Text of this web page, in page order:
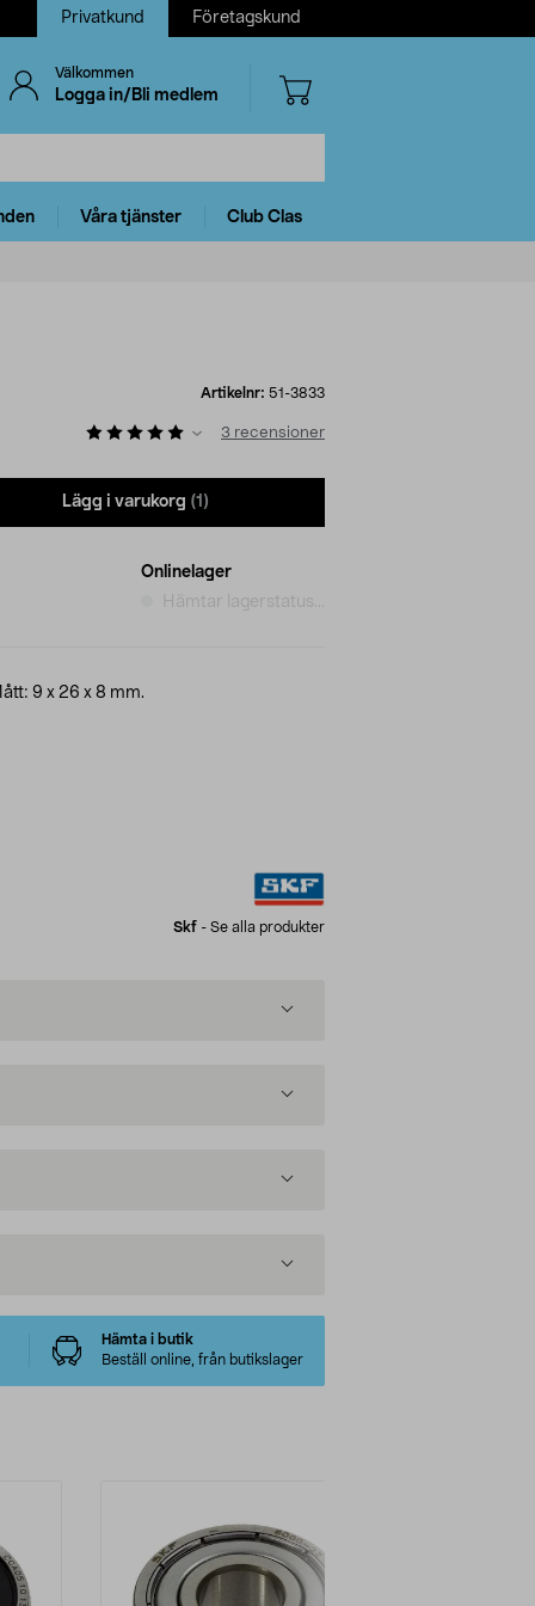
Privatkund Företagskund
Välkommen
Logga in/Bli medlem
Våra tjänster Club Clas
Artikelnr: 51-3833
3 recensioner
Lägg i varukorg (1)
Onlinelager
Hämtar lagerstatus...
9 x 26 x 8 mm.
Skf - Se alla produkter
Hämta i butik
Beställ online, från butikslager